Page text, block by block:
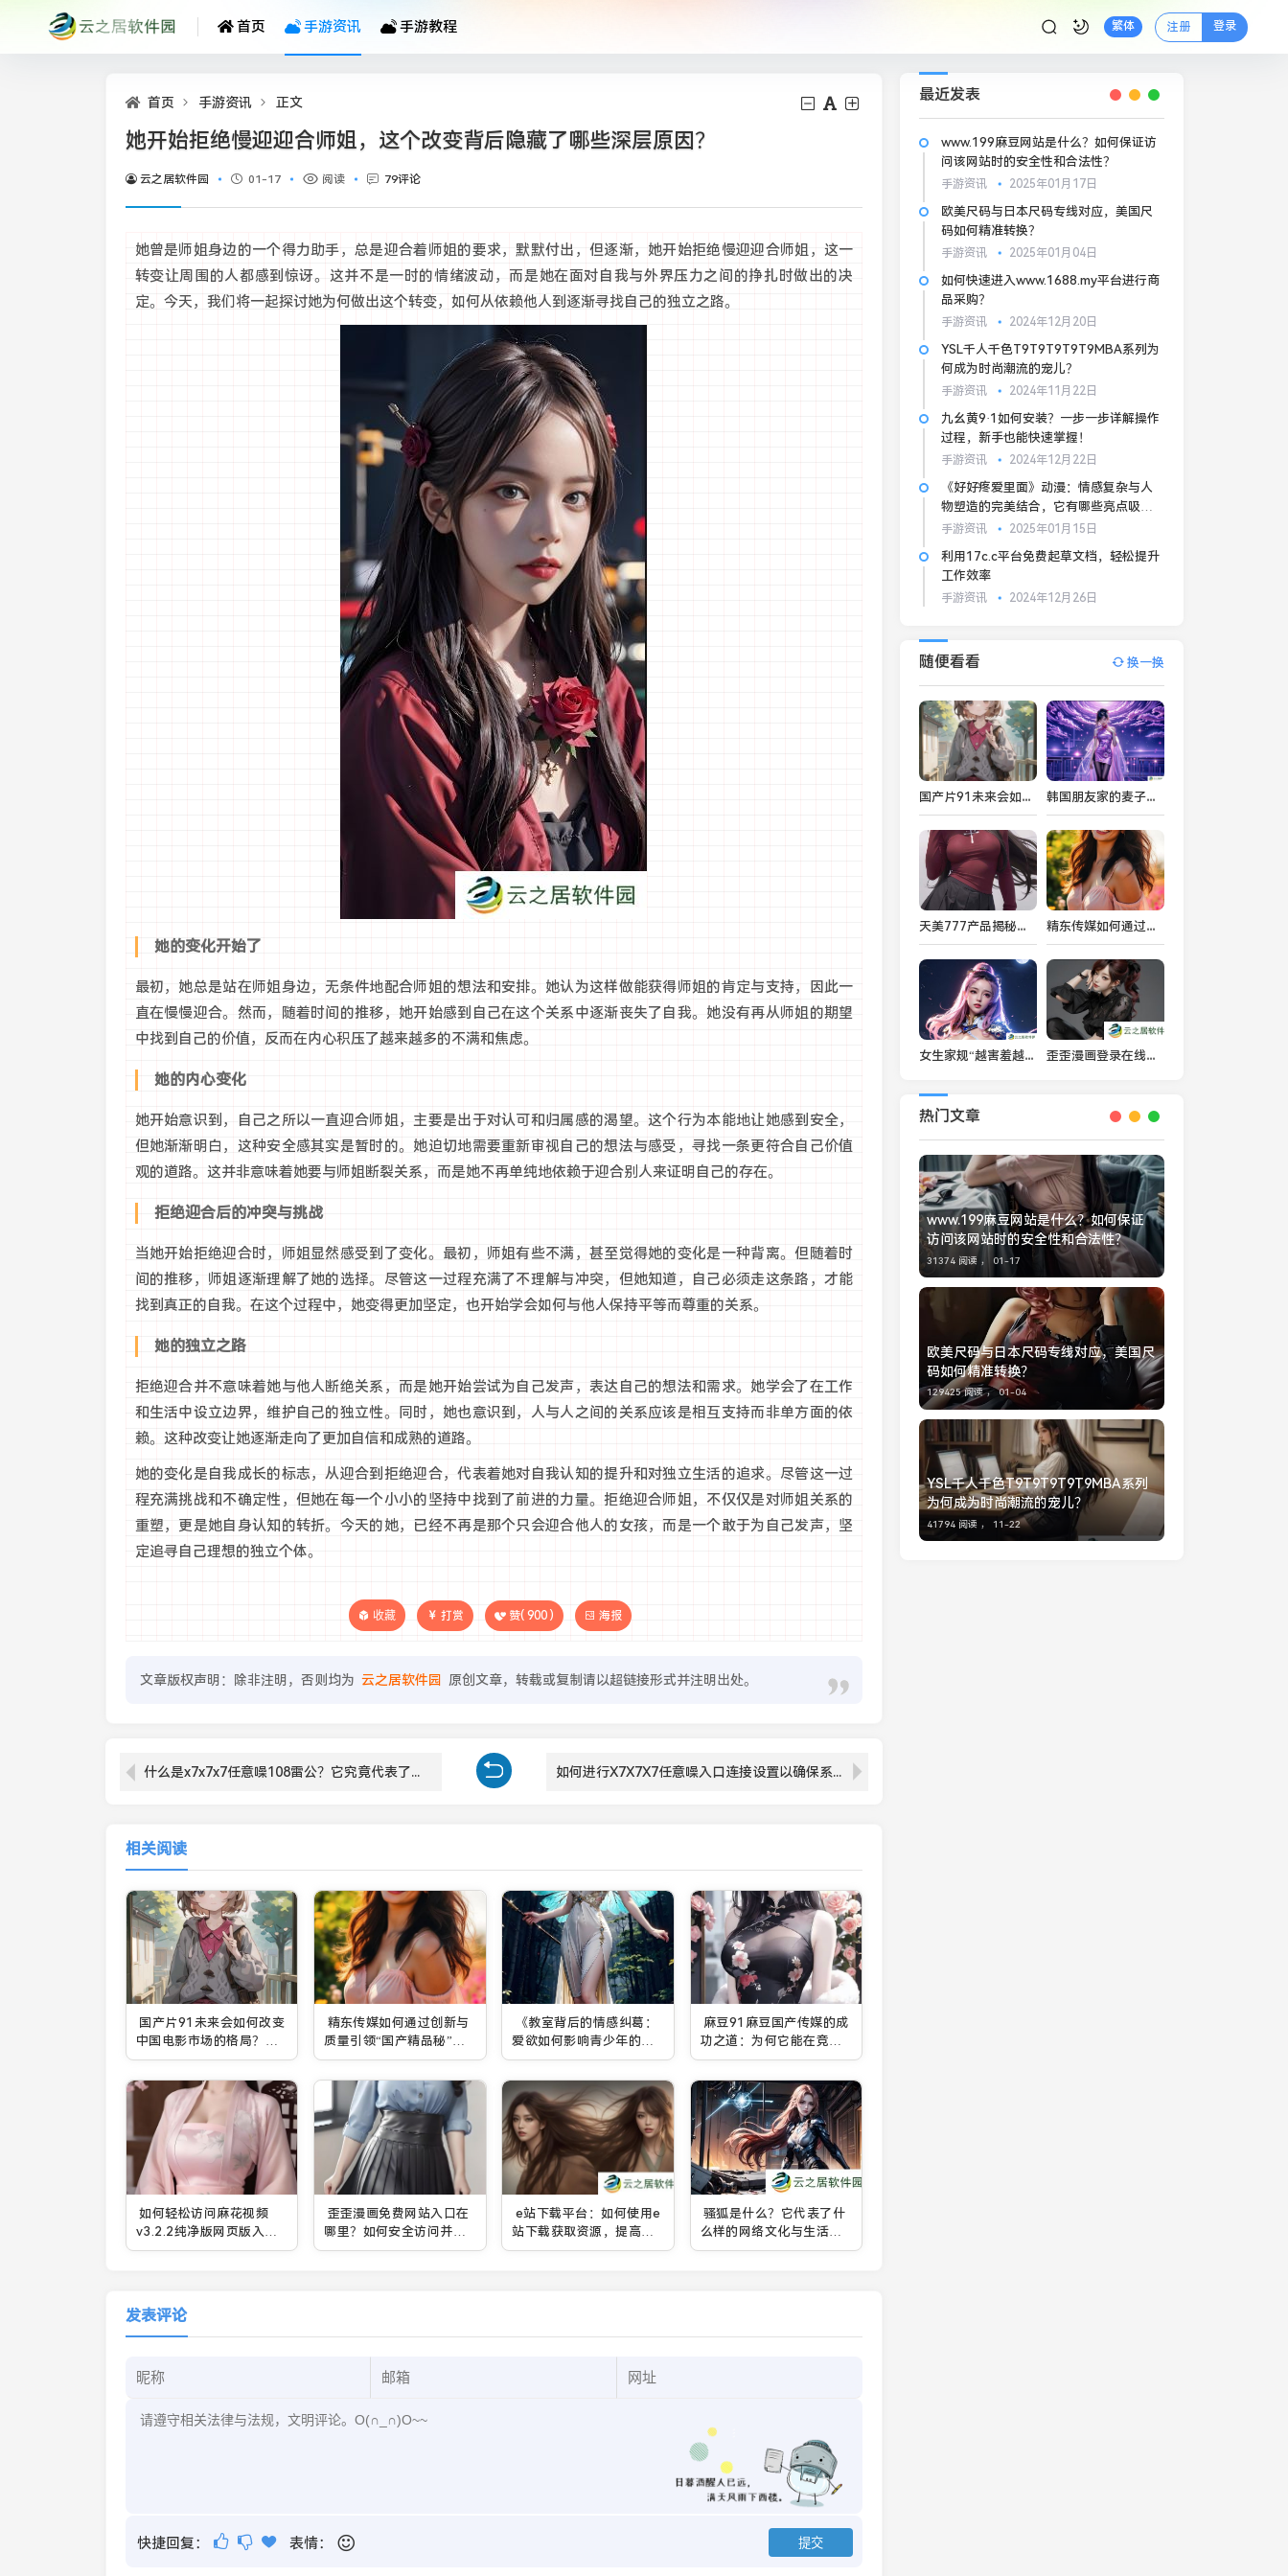
首页 手游资讯 手游教程 繁体 注册 登录
首页 手游资讯 正文
她开始拒绝慢迎迎合师姐，这个改变背后隐藏了哪些深层原因？
云之居软件园 01-17 阅读 79评论
她曾是师姐身边的一个得力助手，总是迎合着师姐的要求，默默付出，但逐渐，她开始拒绝慢迎迎合师姐，这一
转变让周围的人都感到惊讶。这并不是一时的情绪波动，而是她在面对自我与外界压力之间的挣扎时做出的决
定。今天，我们将一起探讨她为何做出这个转变，如何从依赖他人到逐渐寻找自己的独立之路。
她的变化开始了
最初，她总是站在师姐身边，无条件地配合师姐的想法和安排。她认为这样做能获得师姐的肯定与支持，因此一
直在慢慢迎合。然而，随着时间的推移，她开始感到自己在这个关系中逐渐丧失了自我。她没有再从师姐的期望
中找到自己的价值，反而在内心积压了越来越多的不满和焦虑。
她的内心变化
她开始意识到，自己之所以一直迎合师姐，主要是出于对认可和归属感的渴望。这个行为本能地让她感到安全，
但她渐渐明白，这种安全感其实是暂时的。她迫切地需要重新审视自己的想法与感受，寻找一条更符合自己价值
观的道路。这并非意味着她要与师姐断裂关系，而是她不再单纯地依赖于迎合别人来证明自己的存在。
拒绝迎合后的冲突与挑战
当她开始拒绝迎合时，师姐显然感受到了变化。最初，师姐有些不满，甚至觉得她的变化是一种背离。但随着时
间的推移，师姐逐渐理解了她的选择。尽管这一过程充满了不理解与冲突，但她知道，自己必须走这条路，才能
找到真正的自我。在这个过程中，她变得更加坚定，也开始学会如何与他人保持平等而尊重的关系。
她的独立之路
拒绝迎合并不意味着她与他人断绝关系，而是她开始尝试为自己发声，表达自己的想法和需求。她学会了在工作
和生活中设立边界，维护自己的独立性。同时，她也意识到，人与人之间的关系应该是相互支持而非单方面的依
赖。这种改变让她逐渐走向了更加自信和成熟的道路。
她的变化是自我成长的标志，从迎合到拒绝迎合，代表着她对自我认知的提升和对独立生活的追求。尽管这一过
程充满挑战和不确定性，但她在每一个小小的坚持中找到了前进的力量。拒绝迎合师姐，不仅仅是对师姐关系的
重塑，更是她自身认知的转折。今天的她，已经不再是那个只会迎合他人的女孩，而是一个敢于为自己发声，坚
定追寻自己理想的独立个体。
收藏 打赏 赞( 900 ) 海报
文章版权声明：除非注明，否则均为 云之居软件园 原创文章，转载或复制请以超链接形式并注明出处。
什么是x7x7x7任意噪108雷公？它究竟代表了什么样的科技或文化意义？ 如何进行X7X7X7任意噪入口连接设置以确保系统高效运行？
相关阅读
国产片91未来会如何改变
中国电影市场的格局？探
索新兴影片类型背后的潜
力与挑战
精东传媒如何通过创新与
质量引领“国产精品秘”市
场：未来发展潜力如何？
《教室背后的情感纠葛：
爱欲如何影响青少年的心
灵？》
麻豆91麻豆国产传媒的成
功之道：为何它能在竞争
激烈的市场中脱颖而出？
如何轻松访问麻花视频
v3.2.2纯净版网页版入口
并享受高清无广告体验？
歪歪漫画免费网站入口在
哪里？如何安全访问并浏
览？
e站下载平台：如何使用e
站下载获取资源，提高下
载效率并保证安全性？
骚狐是什么？它代表了什
么样的网络文化与生活态
度？
发表评论
快捷回复： 表情：
最近发表
www.199麻豆网站是什么？如何保证访
问该网站时的安全性和合法性？
手游资讯 2025年01月17日
欧美尺码与日本尺码专线对应，美国尺
码如何精准转换？
手游资讯 2025年01月04日
如何快速进入www.1688.my平台进行商
品采购？
手游资讯 2024年12月20日
YSL千人千色T9T9T9T9T9MBA系列为
何成为时尚潮流的宠儿？
手游资讯 2024年11月22日
九幺黄9·1如何安装？一步一步详解操作
过程，新手也能快速掌握！
手游资讯 2024年12月22日
《好好疼爱里面》动漫：情感复杂与人
物塑造的完美结合，它有哪些亮点吸引
观众？
手游资讯 2025年01月15日
利用17c.c平台免费起草文档，轻松提升
工作效率
手游资讯 2024年12月26日
随便看看 换一换
国产片91未来会如何改变中国电影市场的格局？探索新兴影片类型背后的潜力与挑战 韩国朋友家的麦子：它是如何成为文化传承的一部分？
天美777产品揭秘：它如何成为市场上的佼佼者？ 精东传媒如何通过创新与质量引领“国产精品秘”市场：未来发展潜力如何？
女生家规“越害羞越好打人”是否会对个人成长产生负面影响？ 歪歪漫画登录在线，为何无法成功登录？
热门文章
www.199麻豆网站是什么？如何保证
访问该网站时的安全性和合法性？
31374 阅读 ， 01-17
欧美尺码与日本尺码专线对应，美国尺
码如何精准转换？
129425 阅读 ， 01-04
YSL千人千色T9T9T9T9T9MBA系列
为何成为时尚潮流的宠儿？
41794 阅读 ， 11-22